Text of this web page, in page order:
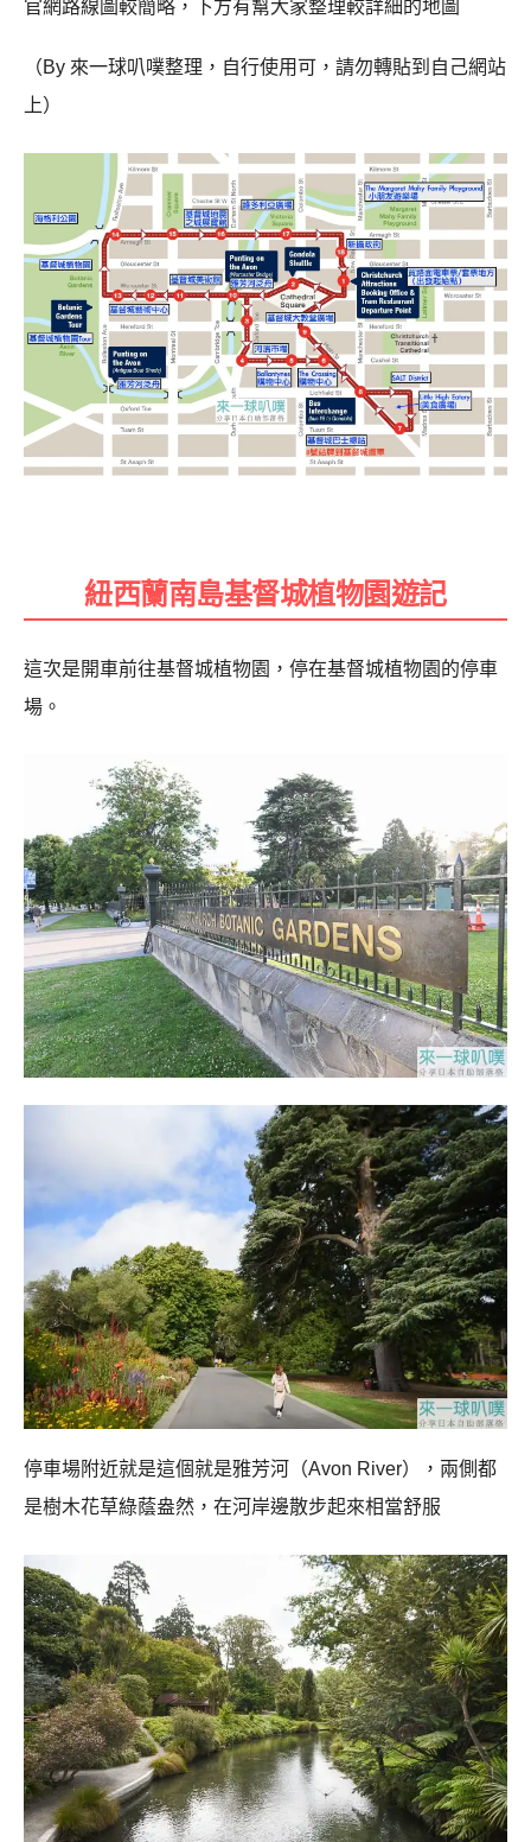
官網路線圖較簡略，下方有幫大家整理較詳細的地圖
（By 來一球叭噗整理，自行使用可，請勿轉貼到自己網站
上）
紐西蘭南島基督城植物園遊記
這次是開車前往基督城植物園，停在基督城植物園的停車
場。
停車場附近就是這個就是雅芳河（Avon River），兩側都
是樹木花草綠蔭盎然，在河岸邊散步起來相當舒服